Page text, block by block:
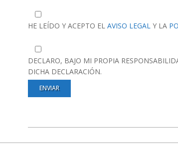
HE LEÍDO Y ACEPTO EL AVISO LEGAL Y LA
DECLARO, BAJO MI PROPIA
DICHA DECLARACIÓN.
12-